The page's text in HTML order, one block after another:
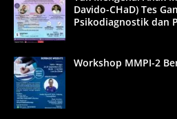
Davido-CHaD) Tes
Psikodiagnostik dan
Workshop MMPI-2